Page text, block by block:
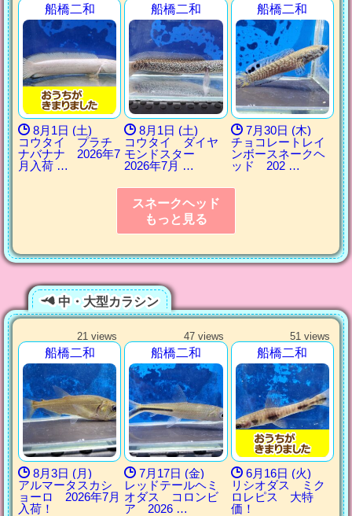
船橋二和
8月1日 (土)
コウタイ プラチ
ナバナナ 2026年7
月入荷 …
船橋二和
8月1日 (土)
コウタイ ダイヤ
モンドスター
2026年7月 …
船橋二和
7月30日 (木)
チョコレートレイ
ンボースネークヘ
ッド 202 …
スネークヘッド
もっと見る
中・大型カラシン
21 views
船橋二和
8月3日 (月)
アルマータスカシ
ョーロ 2026年7月
入荷！
47 views
船橋二和
7月17日 (金)
レッドテールヘミ
オダス コロンビ
ア 2026 …
51 views
船橋二和
6月16日 (火)
リシオダス ミク
ロレピス 大特
価！